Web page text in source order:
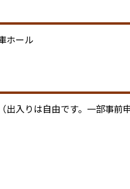
ホール
出入りは自由です。一部事前